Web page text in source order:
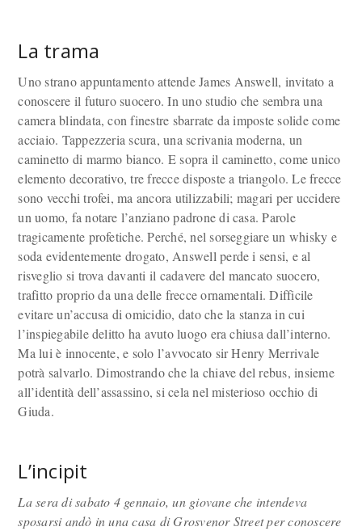
La trama
Uno strano appuntamento attende James Answell, invitato a
conoscere il futuro suocero. In uno studio che sembra una
camera blindata, con finestre sbarrate da imposte solide come
acciaio. Tappezzeria scura, una scrivania moderna, un
caminetto di marmo bianco. E sopra il caminetto, come unico
elemento decorativo, tre frecce disposte a triangolo. Le frecce
sono vecchi trofei, ma ancora utilizzabili; magari per uccidere
un uomo, fa notare l’anziano padrone di casa. Parole
tragicamente profetiche. Perché, nel sorseggiare un whisky e
soda evidentemente drogato, Answell perde i sensi, e al
risveglio si trova davanti il cadavere del mancato suocero,
trafitto proprio da una delle frecce ornamentali. Difficile
evitare un’accusa di omicidio, dato che la stanza in cui
l’inspiegabile delitto ha avuto luogo era chiusa dall’interno.
Ma lui è innocente, e solo l’avvocato sir Henry Merrivale
potrà salvarlo. Dimostrando che la chiave del rebus, insieme
all’identità dell’assassino, si cela nel misterioso occhio di
Giuda.
L’incipit
La sera di sabato 4 gennaio, un giovane che intendeva
sposarsi andò in una casa di Grosvenor Street per conoscere